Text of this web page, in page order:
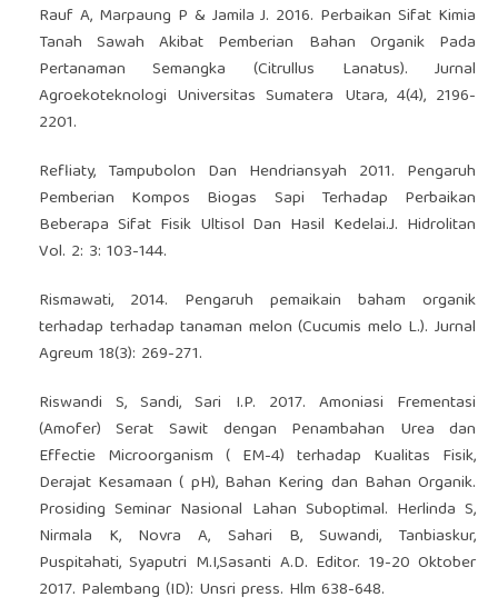
Rauf A, Marpaung P & Jamila J. 2016. Perbaikan Sifat Kimia
Tanah Sawah Akibat Pemberian Bahan Organik Pada
Pertanaman Semangka (Citrullus Lanatus). Jurnal
Agroekoteknologi Universitas Sumatera Utara, 4(4), 2196-
2201.
Refliaty, Tampubolon Dan Hendriansyah 2011. Pengaruh
Pemberian Kompos Biogas Sapi Terhadap Perbaikan
Beberapa Sifat Fisik Ultisol Dan Hasil Kedelai.J. Hidrolitan
Vol. 2: 3: 103-144.
Rismawati, 2014. Pengaruh pemaikain baham organik
terhadap terhadap tanaman melon (Cucumis melo L.). Jurnal
Agreum 18(3): 269-271.
Riswandi S, Sandi, Sari I.P. 2017. Amoniasi Frementasi
(Amofer) Serat Sawit dengan Penambahan Urea dan
Effectie Microorganism ( EM-4) terhadap Kualitas Fisik,
Derajat Kesamaan ( pH), Bahan Kering dan Bahan Organik.
Prosiding Seminar Nasional Lahan Suboptimal. Herlinda S,
Nirmala K, Novra A, Sahari B, Suwandi, Tanbiaskur,
Puspitahati, Syaputri M.I,Sasanti A.D. Editor. 19-20 Oktober
2017. Palembang (ID): Unsri press. Hlm 638-648.